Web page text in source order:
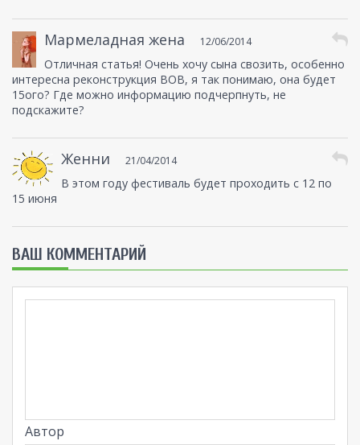
Мармеладная жена 12/06/2014
Отличная статья! Очень хочу сына свозить, особенно
интересна реконструкция ВОВ, я так понимаю, она будет
15ого? Где можно информацию подчерпнуть, не
подскажите?
Женни 21/04/2014
В этом году фестиваль будет проходить с 12 по
15 июня
ВАШ КОММЕНТАРИЙ
Автор